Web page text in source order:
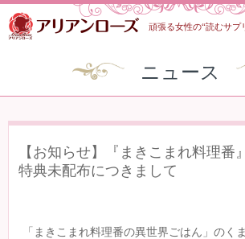
頑張る女性の“読むサプ
ニュース
【お知らせ】『まきこまれ料理番
特典未配布につきまして
「まきこまれ料理番の異世界ごはん」のく